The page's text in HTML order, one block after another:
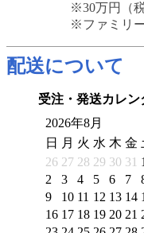
※30万円（
※ファミリ
配送について
受注・発送カレン
2026年8月
日
月 火 水 木 金
26 27 28 29 30 31 1
2
3 4 5 6 7
9
10 11 12 13 14
16 17 18 19 20 21